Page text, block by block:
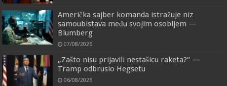
Američka sajber komanda istražuje niz
samoubistava među svojim osobljem —
Blumberg
07/08/2026
„Zašto nisu prijavili nestašicu raketa?“ —
Tramp odbrusio Hegsetu
06/08/2026